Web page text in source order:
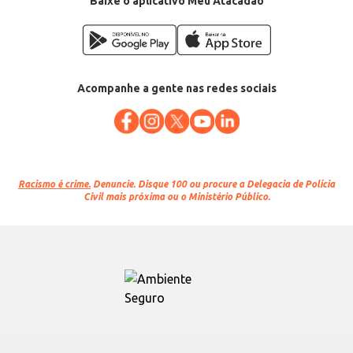
Acompanhe a gente nas redes sociais
Racismo é crime. Denuncie. Disque 100 ou procure a Delegacia de Polícia
Civil mais próxima ou o Ministério Público.